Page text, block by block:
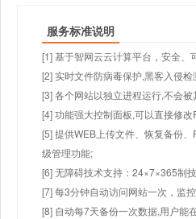
服务标准说明
[1] 基于智网云云计算平台，安全、
[2] 实时文件防病毒保护,黑客入侵
[3] 各个网站以独立进程运行,不会
[4] 功能强大控制面板,可以直接修
[5] 提供WEB上传文件、恢复备份
级管理功能;
[6] 无障碍技术支持：24×7×365制
[7] 每3分钟自动访问网站一次，监
[8] 自动每7天备份一次数据,用户能